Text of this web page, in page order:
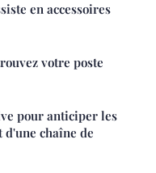
en accessoires
votre poste
pour anticiper les
chaîne de